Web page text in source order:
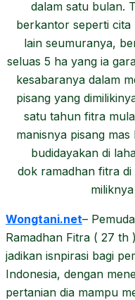
dok ramadhan fitra
miliknya
Wongtani.net–
Ramadhan Fitra ( 27 th
jadikan isnpirasi bagi
Indonesia, dengan
pertanian dia mampu